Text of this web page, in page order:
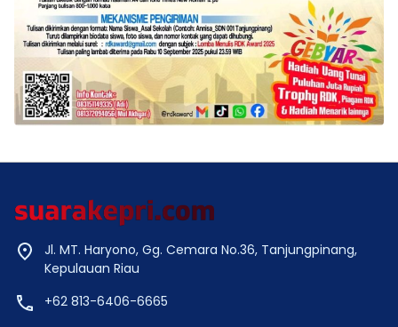
Jl. MT. Haryono, Gg. Cemara No.36, Tanjungpinang,
Kepulauan Riau
+62 813-6406-6665